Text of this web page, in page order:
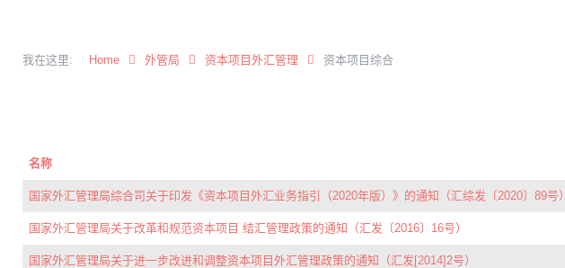
我在这里: Home 外管局 资本项目外汇管理 资本项目综合
名称
国家外汇管理局综合司关于印发《资本项目外汇业务指引（2020年版）》的通知（汇综发〔2020〕89号）
国家外汇管理局关于改革和规范资本项目 结汇管理政策的通知（汇发〔2016〕16号）
国家外汇管理局关于进一步改进和调整资本项目外汇管理政策的通知（汇发[2014]2号）